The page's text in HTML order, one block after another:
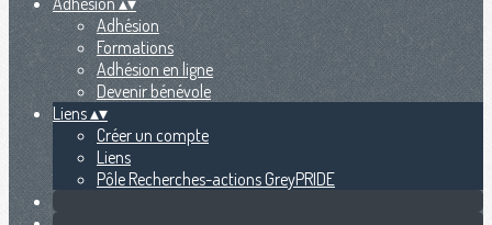
Adhésion
Formations
Adhésion en ligne
Devenir bénévole
Liens▴▾
Créer un compte
Liens
Pôle Recherches-actions GreyPRIDE